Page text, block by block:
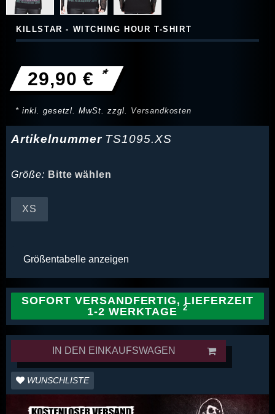
KILLSTAR - WITCHING HOUR T-SHIRT
29,90 € *
* inkl. gesetzl. MwSt. zzgl. Versandkosten
Artikelnummer TS1095.XS
Größe: Bitte wählen
XS
Größentabelle anzeigen
SOFORT VERSANDFERTIG, LIEFERZEIT
1-2 WERKTAGE
IN DEN EINKAUFSWAGEN
WUNSCHLISTE